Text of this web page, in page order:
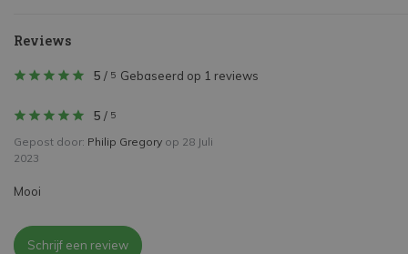
Reviews
5 / 5 Gebaseerd op 1 reviews
5 / 5
Gepost door: Philip Gregory op 28 Juli
2023
Mooi
Schrijf een review